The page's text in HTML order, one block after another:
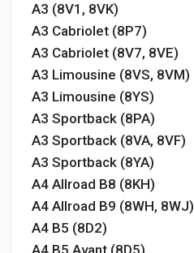
A3 (8V1, 8VK)
A3 Cabriolet (8P7)
A3 Cabriolet (8V7, 8VE)
A3 Limousine (8VS, 8VM)
A3 Limousine (8YS)
A3 Sportback (8PA)
A3 Sportback (8VA, 8VF)
A3 Sportback (8YA)
A4 Allroad B8 (8KH)
A4 Allroad B9 (8WH, 8WJ)
A4 B5 (8D2)
A4 B5 Avant (8D5)